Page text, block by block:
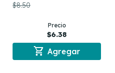
$8.50
Precio
$6.38
shopping_cart Agregar